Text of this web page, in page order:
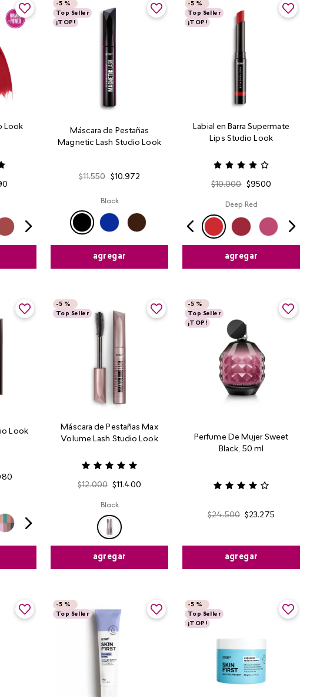
Look
Máscara de Pestañas
Magnetic Lash Studio Look
-5 %
Top Seller
¡TOP!
$11.550 $10.972
Black
agregar
Labial en Barra Supermate
Lips Studio Look
-5 %
Top Seller
¡TOP!
$10.000 $9500
Deep Red
agregar
Look
Máscara de Pestañas Max
Volume Lash Studio Look
-5 %
Top Seller
$12.000 $11.400
Black
agregar
Perfume De Mujer Sweet
Black, 50 ml
-5 %
Top Seller
¡TOP!
$24.500 $23.275
agregar
-5 %
Top Seller
-5 %
Top Seller
¡TOP!